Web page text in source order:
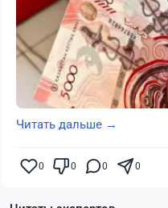
Читать дальше →
0 0 0 0